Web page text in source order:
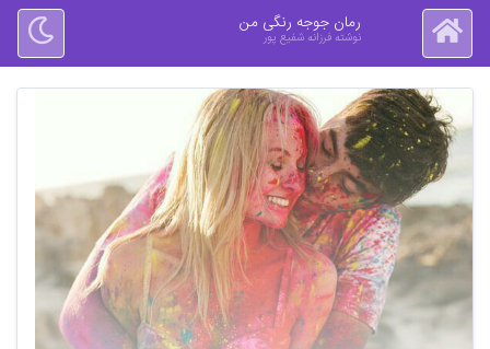
رمان جوجه رنگی من
نوشته فرزانه شفیع پور